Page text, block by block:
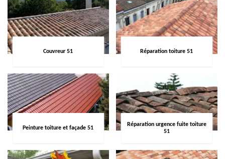
Couvreur 51 Réparation toiture 51
Peinture toiture et façade 51
Réparation urgence fuite toiture
51